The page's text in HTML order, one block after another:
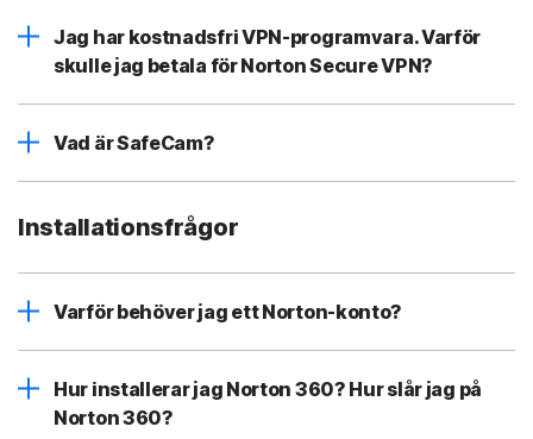
Jag har kostnadsfri VPN-programvara. Varför
skulle jag betala för Norton Secure VPN?
Vad är SafeCam?
Installationsfrågor
Varför behöver jag ett Norton-konto?
Hur installerar jag Norton 360? Hur slår jag på
Norton 360?